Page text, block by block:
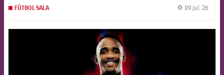
FÚTBOL SALA 09 jul. 26
FCB Barcelona badge